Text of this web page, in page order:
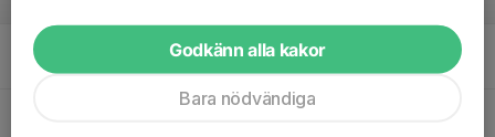
20
Mån
Godkänn alla kakor
Bara nödvändiga